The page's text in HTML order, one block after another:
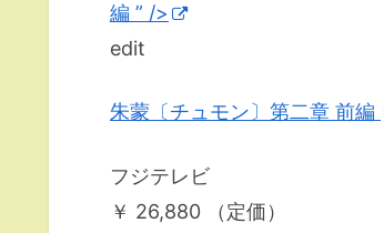
編 ” />
edit
朱蒙〔チュモン〕第二章 前編
フジテレビ
￥ 26,880 （定価）